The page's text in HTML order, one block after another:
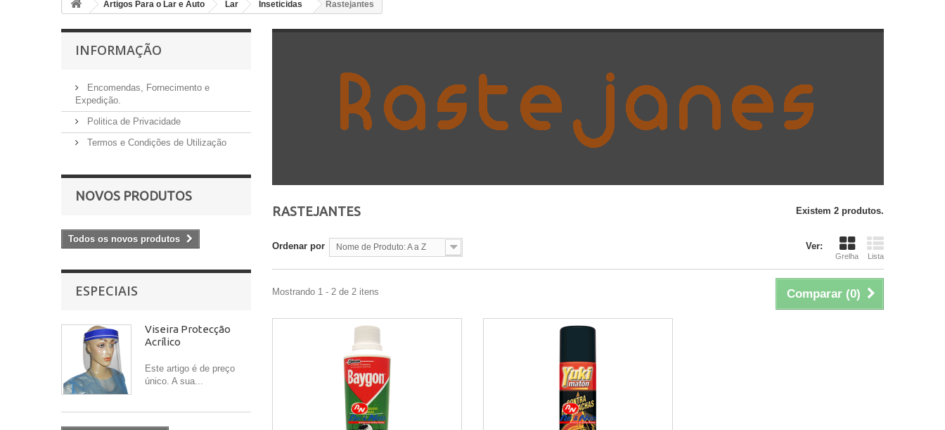
Artigos Para o Lar e Auto Lar Inseticidas Rastejantes
INFORMAÇÃO
Encomendas, Fornecimento e
Expedição.
Politica de Privacidade
Termos e Condições de Utilização
NOVOS PRODUTOS
Todos os novos produtos
ESPECIAIS
Viseira Protecção
Acrílico
Este artigo é de preço
único. A sua...
RASTEJANTES Existem 2 produtos.
Ver:
Grelha Lista
Ordenar por Nome de Produto: A a Z
Comparar (0)
Mostrando 1 - 2 de 2 itens